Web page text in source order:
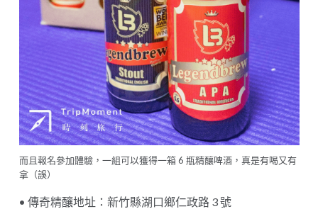
而且報名參加體驗，一組可以獲得一箱 6 瓶精釀啤酒，真是有喝又有
拿（誤）
• 傳奇精釀地址：新竹縣湖口鄉仁政路 3 號